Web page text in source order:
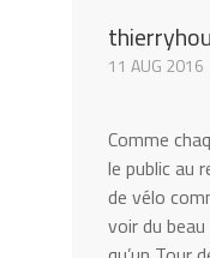
11 AUG 2016
Comme
le public au
de vélo
voir du